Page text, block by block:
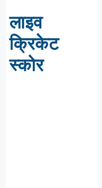
लाइव
क्रिकेट
स्कोर